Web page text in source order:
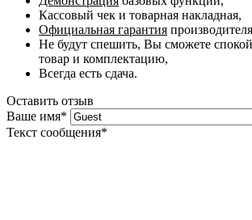
Кассовый чек и товарная накладная,
Официальная гарантия
Не будут спешить, Вы сможете
товар и комплектацию,
Всегда есть сдача.
Оставить отзыв
Ваше имя*
Текст сообщения*